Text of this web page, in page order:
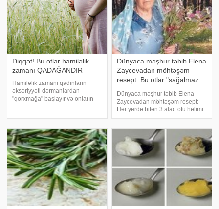
Diqqət! Bu otlar hamiləlik
zamanı QADAĞANDIR
Hamiləlik zamanı qadınların
əksəriyyəti dərmanlardan
"qorxmağa" başlayır və onların
hamiləlik zaman
Dünyaca məşhur təbib Elena
Zaycevadan möhtəşəm
resept: Bu otlar "sağalmaz
Dünyaca məşhur təbib Elena
Zaycevadan möhtəşəm resept:
Hər yerdə bitən 3 alaq otu həlimi
"sağalmaz xəstəlikləri" belə
ki, Elena Zayceva hələ 8
yaşından xalq təbabəti ilə məşğu